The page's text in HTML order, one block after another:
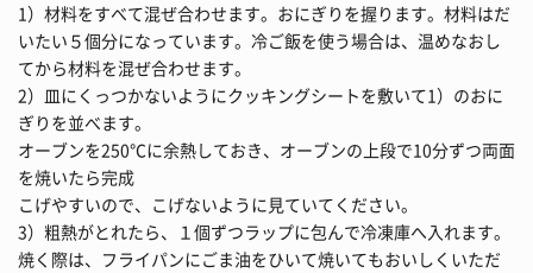
1）材料をすべて混ぜ合わせます。おにぎりを握ります。材料はだ
いたい５個分になっています。冷ご飯を使う場合は、温めなおし
てから材料を混ぜ合わせます。
2）皿にくっつかないようにクッキングシートを敷いて1）のおに
ぎりを並べます。
オーブンを250℃に余熱しておき、オーブンの上段で10分ずつ両面
を焼いたら完成
こげやすいので、こげないように見ていてください。
3）粗熱がとれたら、１個ずつラップに包んで冷凍庫へ入れます。
焼く際は、フライパンにごま油をひいて焼いてもおいしくいただ